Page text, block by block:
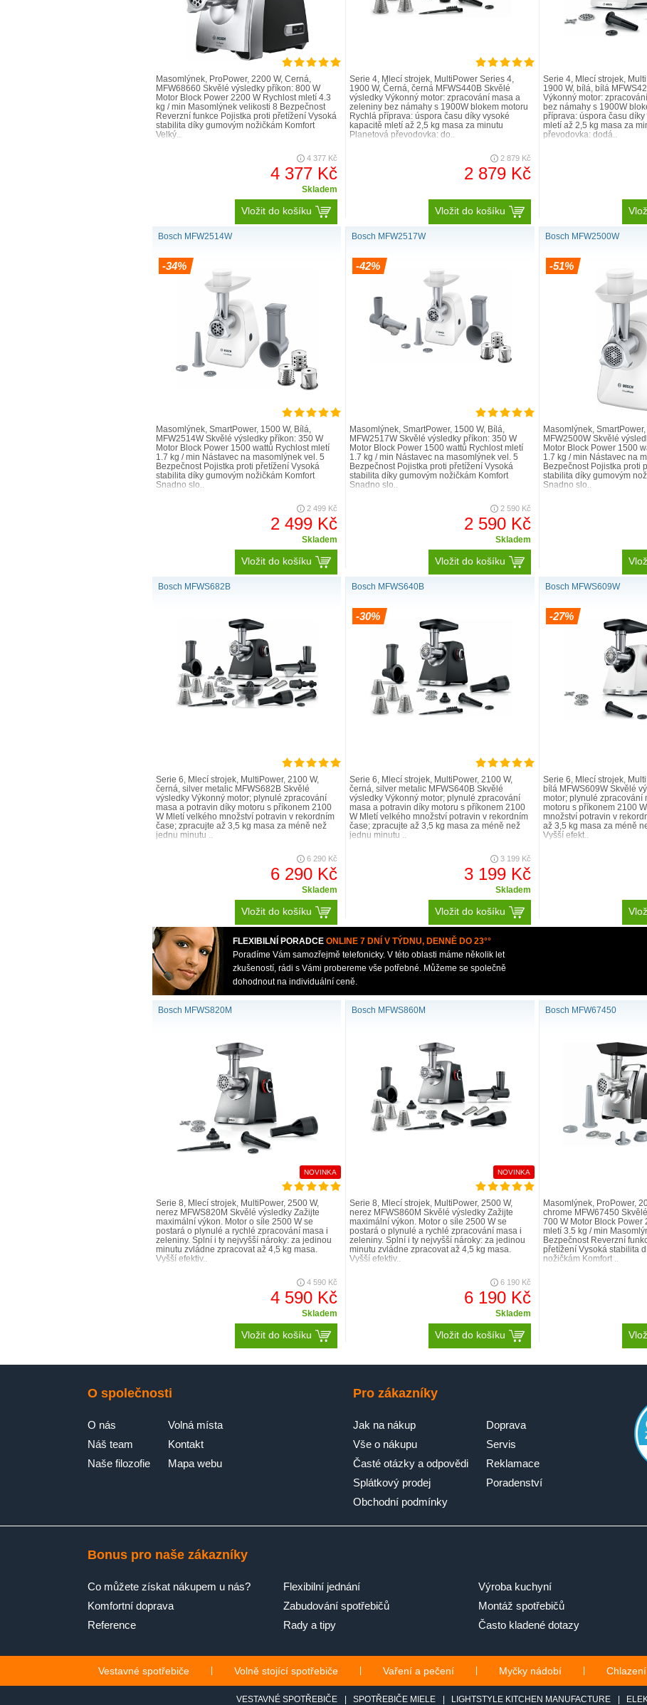
Masomlýnek, ProPower, 2200 W, Černá,
MFW68660 Skvělé výsledky příkon: 800 W
Motor Block Power 2200 W Rychlost mletí 4.3
kg / min Masomlýnek velikosti 8 Bezpečnost
Reverzní funkce Pojistka proti přetížení Vysoká
stabilita díky gumovým nožičkám Komfort
Velký..
4 377 Kč
4 377 Kč
Skladem
Vložit do košíku
Serie 4, Mlecí strojek, MultiPower Series 4,
1900 W, Černá, černá MFWS440B Skvělé
výsledky Výkonný motor: zpracování masa a
zeleniny bez námahy s 1900W blokem motoru
Rychlá příprava: úspora času díky vysoké
kapacitě mletí až 2,5 kg masa za minutu
Planetová převodovka: do..
2 879 Kč
2 879 Kč
Vložit do košíku
Serie 4, Mlecí strojek,
1900 W, bílá, bílá
Výkonný motor:
bez námahy s 1900W
příprava: úspora času
mletí až 2,5 kg masa za
převodovka: dodá..
Bosch MFW2514W
-34%
Masomlýnek, SmartPower, 1500 W, Bílá,
MFW2514W Skvělé výsledky příkon: 350 W
Motor Block Power 1500 wattů Rychlost mletí
1.7 kg / min Nástavec na masomlýnek vel. 5
Bezpečnost Pojistka proti přetížení Vysoká
stabilita díky gumovým nožičkám Komfort
Snadno slo..
2 499 Kč
2 499 Kč
Skladem
Vložit do košíku
Bosch MFW2517W
-42%
Masomlýnek, SmartPower, 1500 W, Bílá,
MFW2517W Skvělé výsledky příkon: 350 W
Motor Block Power 1500 wattů Rychlost mletí
1.7 kg / min Nástavec na masomlýnek vel. 5
Bezpečnost Pojistka proti přetížení Vysoká
stabilita díky gumovým nožičkám Komfort
Snadno slo..
2 590 Kč
2 590 Kč
Skladem
Vložit do košíku
Bosch MFW2500W
-51%
Masomlýnek,
MFW2500W Skvělé
Motor Block Power 1500
1.7 kg / min Nástavec na
Bezpečnost Pojistka proti
stabilita díky gumovým
Snadno slo..
Bosch MFWS682B
Serie 6, Mlecí strojek, MultiPower, 2100 W,
černá, silver metalic MFWS682B Skvělé
výsledky Výkonný motor; plynulé zpracování
masa a potravin díky motoru s příkonem 2100
W Mletí velkého množství potravin v rekordním
čase; zpracujte až 3,5 kg masa za méně než
jednu minutu ..
6 290 Kč
6 290 Kč
Skladem
Vložit do košíku
Bosch MFWS640B
-30%
Serie 6, Mlecí strojek, MultiPower, 2100 W,
černá, silver metalic MFWS640B Skvělé
výsledky Výkonný motor; plynulé zpracování
masa a potravin díky motoru s příkonem 2100
W Mletí velkého množství potravin v rekordním
čase; zpracujte až 3,5 kg masa za méně než
jednu minutu ..
3 199 Kč
3 199 Kč
Skladem
Vložit do košíku
Bosch MFWS609W
-27%
Serie 6, Mlecí strojek,
bílá MFWS609W Skvělé
motor; plynulé zpracování
motoru s příkonem 2100
množství potravin v
až 3,5 kg masa za méně
Vyšší efekt..
FLEXIBILNÍ PORADCE ONLINE 7 DNÍ V TÝDNU, DENNĚ DO 23°°
Poradíme Vám samozřejmě telefonicky. V této oblasti máme několik let
zkušeností, rádi s Vámi probereme vše potřebné. Můžeme se společně
dohodnout na individuální ceně.
Bosch MFWS820M
NOVINKA
Serie 8, Mlecí strojek, MultiPower, 2500 W,
nerez MFWS820M Skvělé výsledky Zažijte
maximální výkon. Motor o síle 2500 W se
postará o plynulé a rychlé zpracování masa i
zeleniny. Splní i ty nejvyšší nároky: za jedinou
minutu zvládne zpracovat až 4,5 kg masa.
Vyšší efektiv..
4 590 Kč
4 590 Kč
Skladem
Vložit do košíku
Bosch MFWS860M
NOVINKA
Serie 8, Mlecí strojek, MultiPower, 2500 W,
nerez MFWS860M Skvělé výsledky Zažijte
maximální výkon. Motor o síle 2500 W se
postará o plynulé a rychlé zpracování masa i
zeleniny. Splní i ty nejvyšší nároky: za jedinou
minutu zvládne zpracovat až 4,5 kg masa.
Vyšší efektiv..
6 190 Kč
6 190 Kč
Skladem
Vložit do košíku
Bosch MFW67450
Masomlýnek, ProPower,
chrome MFW67450
700 W Motor Block Power
mletí 3.5 kg / min
Bezpečnost Reverzní
přetížení Vysoká stabilita
nožičkám Komfort ..
O společnosti
O nás
Náš team
Naše filozofie
Volná místa
Kontakt
Mapa webu
Pro zákazníky
Jak na nákup
Vše o nákupu
Časté otázky a odpovědi
Splátkový prodej
Obchodní podmínky
Doprava
Servis
Reklamace
Poradenství
Bonus pro naše zákazníky
Co můžete získat nákupem u nás?
Komfortní doprava
Reference
Flexibilní jednání
Zabudování spotřebičů
Rady a tipy
Výroba kuchyní
Montáž spotřebičů
Často kladené dotazy
Vestavné spotřebiče Volně stojící spotřebiče Vaření a pečení Myčky nádobí
VESTAVNÉ SPOTŘEBIČE SPOTŘEBIČE MIELE LIGHTSTYLE KITCHEN MANUFACTURE